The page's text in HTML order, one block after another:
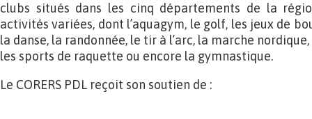
clubs situés dans les cinq départements de la
activités variées, dont l’aquagym, le golf, les jeux de
la danse, la randonnée, le tir à l’arc, la marche
les sports de raquette ou encore la gymnastique.
Le CORERS PDL reçoit son soutien de :